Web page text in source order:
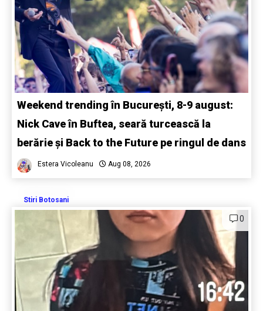
Weekend trending în București, 8-9 august:
Nick Cave în Buftea, seară turcească la
berărie și Back to the Future pe ringul de dans
Estera Vicoleanu Aug 08, 2026
Stiri Botosani
0